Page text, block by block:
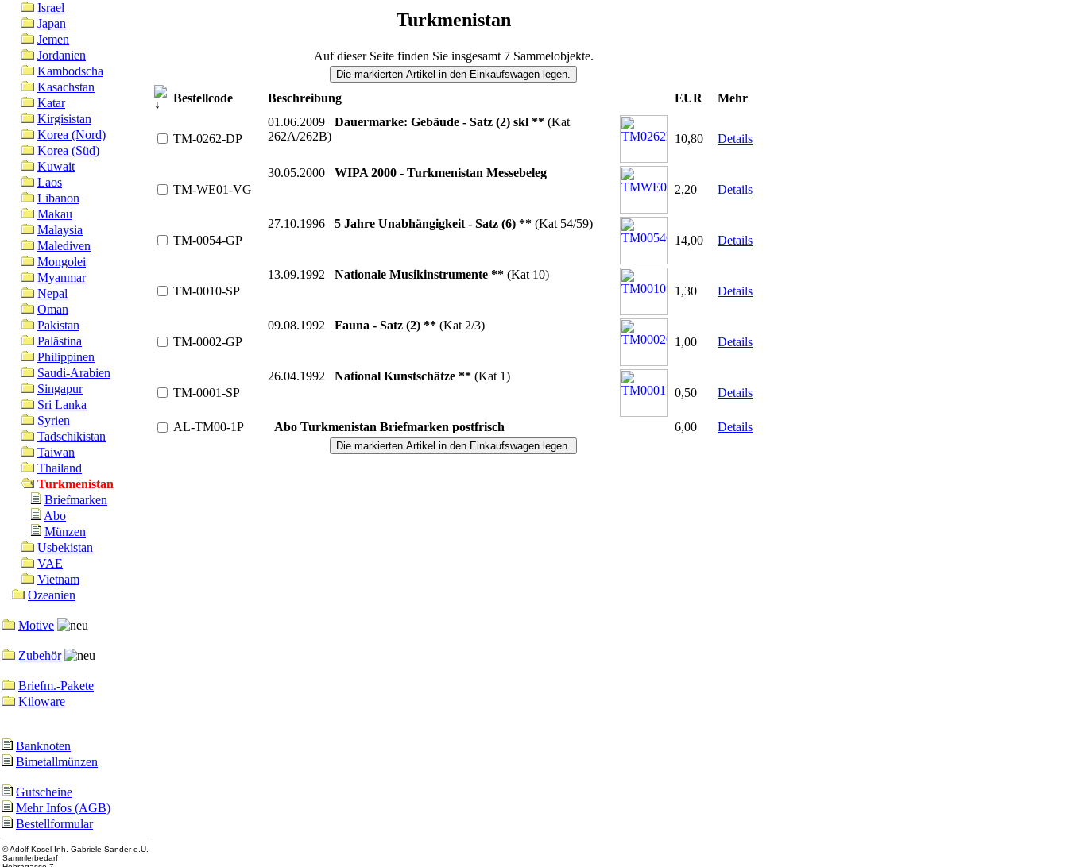
Israel
Japan
Jemen
Jordanien
Kambodscha
Kasachstan
Katar
Kirgisistan
Korea (Nord)
Korea (Süd)
Kuwait
Laos
Libanon
Makau
Malaysia
Malediven
Mongolei
Myanmar
Nepal
Oman
Pakistan
Palästina
Philippinen
Saudi-Arabien
Singapur
Sri Lanka
Syrien
Tadschikistan
Taiwan
Thailand
Turkmenistan
Briefmarken
Abo
Münzen
Usbekistan
VAE
Vietnam
Ozeanien
Motive
Zubehör
Briefm.-Pakete
Kiloware
Banknoten
Bimetallmünzen
Gutscheine
Mehr Infos (AGB)
Bestellformular
© Adolf Kosel Inh. Gabriele Sander e.U.
Sammlerbedarf
Turkmenistan
Auf dieser Seite finden Sie insgesamt 7 Sammelobjekte.
Bestellcode Beschreibung EUR Mehr
TM-0262-DP
01.06.2009 Dauermarke: Gebäude - Satz (2) skl ** (Kat
262A/262B)
10,80 Details
TM-WE01-VG
30.05.2000 WIPA 2000 - Turkmenistan Messebeleg
2,20
Details
TM-0054-GP
27.10.1996 5 Jahre Unabhängigkeit - Satz (6) ** (Kat 54/59)
14,00
Details
TM-0010-SP
13.09.1992 Nationale Musikinstrumente ** (Kat 10)
1,30
Details
TM-0002-GP
09.08.1992 Fauna - Satz (2) ** (Kat 2/3)
1,00
Details
TM-0001-SP
26.04.1992 National Kunstschätze ** (Kat 1)
0,50
Details
AL-TM00-1P Abo Turkmenistan Briefmarken postfrisch 6,00 Details